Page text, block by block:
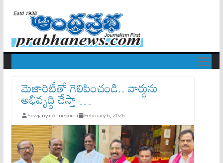
మెజారిటీతో గెలిపించండి.. వార్డును
అభివృద్ధి చేస్తా …
Sowjanya Anneboina February 6, 2026